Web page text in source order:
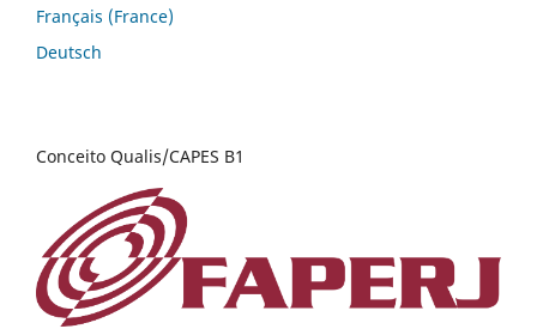
Français (France)
Deutsch
Conceito Qualis/CAPES B1